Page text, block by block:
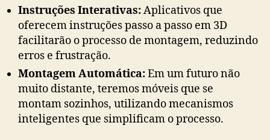
Instruções Interativas:Aplicativos que
oferecem instruções passo a passo em 3D
facilitarão o processo de montagem, reduzindo
erros e frustração.
Montagem Automática:Em um futuro não
muito distante, teremos móveis que se
montam sozinhos, utilizando mecanismos
inteligentes que simplificam o processo.